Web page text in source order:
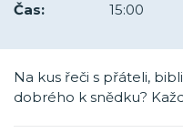
Čas: 15:00
Na kus řeči s přáteli,
dobrého k snědku?